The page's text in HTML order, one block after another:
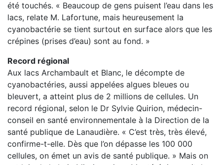
été touchés. « Beaucoup de gens puisent l’eau dans les
lacs, relate M. Lafortune, mais heureusement la
cyanobactérie se tient surtout en surface alors que les
crépines (prises d’eau) sont au fond. »
Record régional
Aux lacs Archambault et Blanc, le décompte de
cyanobactéries, aussi appelées algues bleues ou
bleuvert, a atteint plus de 2 millions de cellules. Un
record régional, selon le Dr Sylvie Quirion, médecin-
conseil en santé environnementale à la Direction de la
santé publique de Lanaudière. « C’est très, très élevé,
confirme-t-elle. Dès que l’on dépasse les 100 000
cellules, on émet un avis de santé publique. » Mais on